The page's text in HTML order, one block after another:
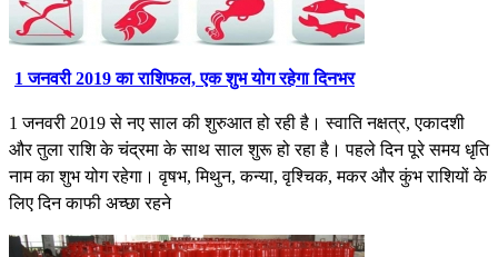
1 जनवरी 2019 का राशिफल, एक शुभ योग रहेगा दिनभर
1 जनवरी 2019 से नए साल की शुरुआत हो रही है। स्वाति नक्षत्र, एकादशी
और तुला राशि के चंद्रमा के साथ साल शुरू हो रहा है। पहले दिन पूरे समय धृति
नाम का शुभ योग रहेगा। वृषभ, मिथुन, कन्या, वृश्चिक, मकर और कुंभ राशियों के
लिए दिन काफी अच्छा रहने